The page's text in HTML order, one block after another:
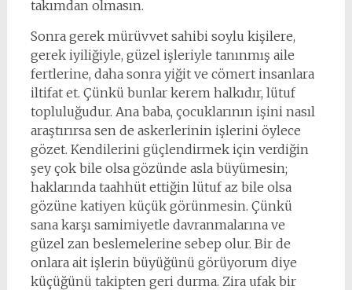
takımdan olmasın.
Sonra gerek mürüvvet sahibi soylu kişilere,
gerek iyiliğiyle, güzel işleriyle tanınmış aile
fertlerine, daha sonra yiğit ve cömert insanlara
iltifat et. Çünkü bunlar kerem halkıdır, lütuf
topluluğudur. Ana baba, çocuklarının işini nasıl
araştırırsa sen de askerlerinin işlerini öylece
gözet. Kendilerini güçlendirmek için verdiğin
şey çok bile olsa gözünde asla büyümesin;
haklarında taahhüt ettiğin lütuf az bile olsa
gözüne katiyen küçük görünmesin. Çünkü
sana karşı samimiyetle davranmalarına ve
güzel zan beslemelerine sebep olur. Bir de
onlara ait işlerin büyüğünü görüyorum diye
küçüğünü takipten geri durma. Zira ufak bir